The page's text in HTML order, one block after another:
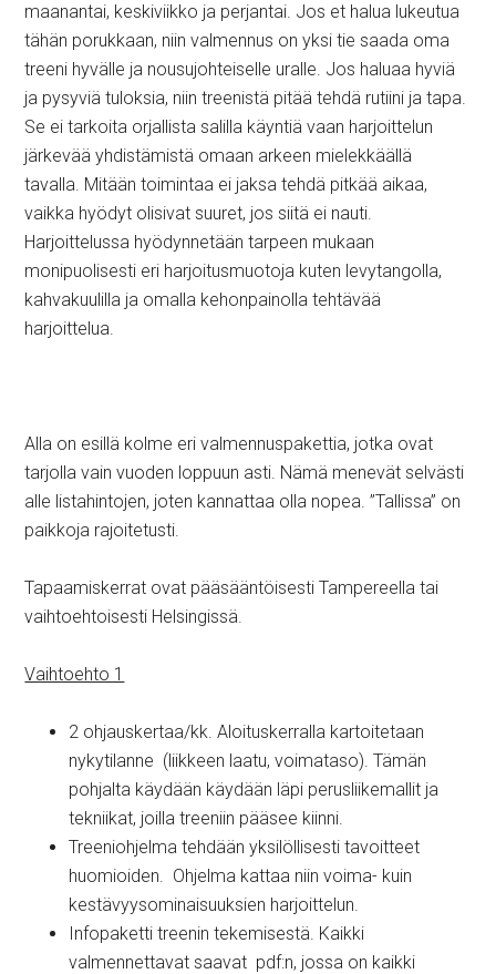
maanantai, keskiviikko ja perjantai. Jos et halua lukeutua
tähän porukkaan, niin valmennus on yksi tie saada oma
treeni hyvälle ja nousujohteiselle uralle. Jos haluaa hyviä
ja pysyviä tuloksia, niin treenistä pitää tehdä rutiini ja tapa.
Se ei tarkoita orjallista salilla käyntiä vaan harjoittelun
järkevää yhdistämistä omaan arkeen mielekkäällä
tavalla. Mitään toimintaa ei jaksa tehdä pitkää aikaa,
vaikka hyödyt olisivat suuret, jos siitä ei nauti.
Harjoittelussa hyödynnetään tarpeen mukaan
monipuolisesti eri harjoitusmuotoja kuten levytangolla,
kahvakuulilla ja omalla kehonpainolla tehtävää
harjoittelua.
Alla on esillä kolme eri valmennuspakettia, jotka ovat
tarjolla vain vuoden loppuun asti. Nämä menevät selvästi
alle listahintojen, joten kannattaa olla nopea. ”Tallissa” on
paikkoja rajoitetusti.
Tapaamiskerrat ovat pääsääntöisesti Tampereella tai
vaihtoehtoisesti Helsingissä.
Vaihtoehto 1
2 ohjauskertaa/kk. Aloituskerralla kartoitetaan
nykytilanne (liikkeen laatu, voimataso). Tämän
pohjalta käydään käydään läpi perusliikemallit ja
tekniikat, joilla treeniin pääsee kiinni.
Treeniohjelma tehdään yksilöllisesti tavoitteet
huomioiden. Ohjelma kattaa niin voima- kuin
kestävyysominaisuuksien harjoittelun.
Infopaketti treenin tekemisestä. Kaikki
valmennettavat saavat pdf:n, jossa on kaikki